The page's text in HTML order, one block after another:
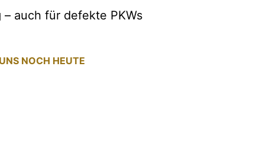
auch für defekte PKWs
NOCH HEUTE